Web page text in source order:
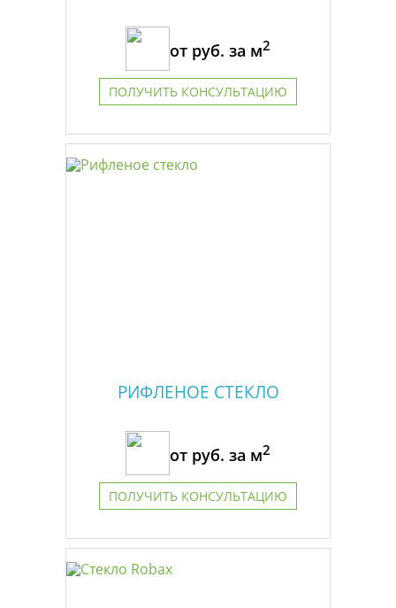
от руб. за м2
ПОЛУЧИТЬ КОНСУЛЬТАЦИЮ
РИФЛЕНОЕ СТЕКЛО
от руб. за м2
ПОЛУЧИТЬ КОНСУЛЬТАЦИЮ